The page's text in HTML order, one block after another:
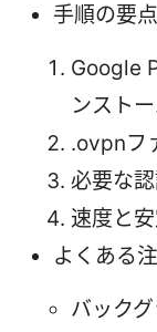
手順の要点
Google
ンスト
.ovpnフ
必要な
速度と
よくある
バック